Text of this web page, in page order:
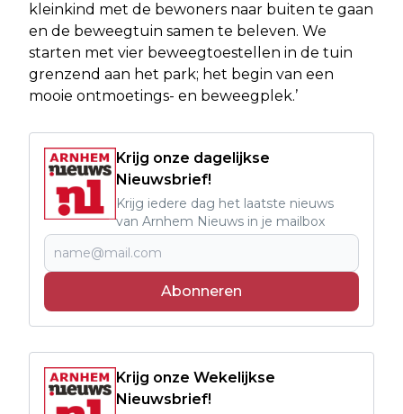
kleinkind met de bewoners naar buiten te gaan
en de beweegtuin samen te beleven. We
starten met vier beweegtoestellen in de tuin
grenzend aan het park; het begin van een
mooie ontmoetings- en beweegplek.’
Krijg onze dagelijkse
Nieuwsbrief!
Krijg iedere dag het laatste nieuws
van Arnhem Nieuws in je mailbox
Abonneren
Krijg onze Wekelijkse
Nieuwsbrief!